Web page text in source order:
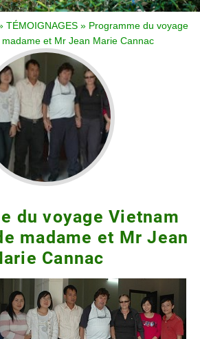
TÉMOIGNAGES » Programme du voyage
et Mr Jean Marie Cannac
du voyage Vietnam
madame et Mr Jean
Cannac